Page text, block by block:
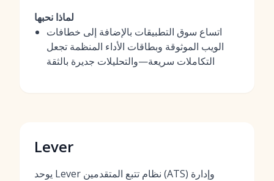
لماذا نحبها
اتساع سوق التطبيقات بالإضافة إلى خطافات
الويب الموثوقة وبطاقات الأداء المنظمة تجعل
التكاملات سريعة—والتحليلات جديرة بالثقة
Lever
يوحد Lever نظام تتبع المتقدمين (ATS) وإدارة